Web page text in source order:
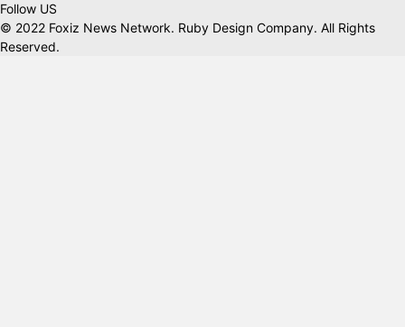
Follow US
© 2022 Foxiz News Network. Ruby Design Company. All Rights
Reserved.